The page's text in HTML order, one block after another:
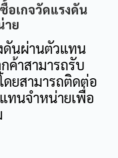
อเกจวัดแรงดัน
ย
ดันผ่านตัวแทน
ค้าสามารถรับ
ยสามารถติดต่อ
ทนจำหน่ายเพื่อ